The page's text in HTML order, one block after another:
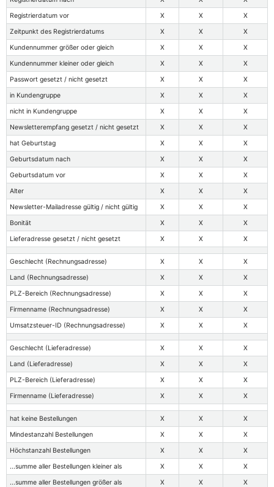
Registrierdatum vor
X X
X
Zeitpunkt des Registrierdatums
X X
X
Kundennummer größer oder gleich
X X
X
Kundennummer kleiner oder gleich
X X
X
Passwort gesetzt / nicht gesetzt
X X
X
in Kundengruppe
X X
X
nicht in Kundengruppe
X X
X
Newsletterempfang gesetzt / nicht gesetzt
X X
X
hat Geburtstag
X X
X
Geburtsdatum nach
X X
X
Geburtsdatum vor
X X
X
Alter
X X
X
Newsletter-Mailadresse gültig / nicht gültig
X X
X
Bonität
X X
X
Lieferadresse gesetzt / nicht gesetzt
X X X
Geschlecht (Rechnungsadresse) X X
X
Land (Rechnungsadresse)
X X
X
PLZ-Bereich (Rechnungsadresse)
X X
X
Firmenname (Rechnungsadresse)
X X
X
Umsatzsteuer-ID (Rechnungsadresse)
X X X
Geschlecht (Lieferadresse) X X
X
Land (Lieferadresse)
X X
X
PLZ-Bereich (Lieferadresse)
X X
X
Firmenname (Lieferadresse)
X X X
hat keine Bestellungen X X
X
Mindestanzahl Bestellungen
X X
X
Höchstanzahl Bestellungen
X X
X
...summe aller Bestellungen kleiner als
X X
X
...summe aller Bestellungen größer als
X X
X